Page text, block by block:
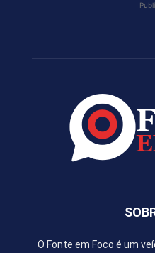
O Fonte em Foco é um